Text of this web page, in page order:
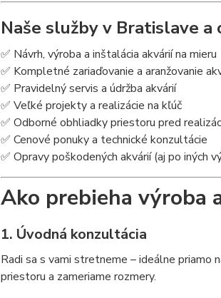
Naše služby v Bratislave a
✅ Návrh, výroba a inštalácia akvárií na mieru
✅ Kompletné zariaďovanie a aranžovanie
✅ Pravidelný servis a údržba akvárií
✅ Veľké projekty a realizácie na kľúč
✅ Odborné obhliadky priestoru pred
✅ Cenové ponuky a technické konzultácie
✅ Opravy poškodených akvárií (aj po iných
Ako prebieha výroba
1. Úvodná konzultácia
Radi sa s vami stretneme – ideálne priamo
priestoru a zameriame rozmery.